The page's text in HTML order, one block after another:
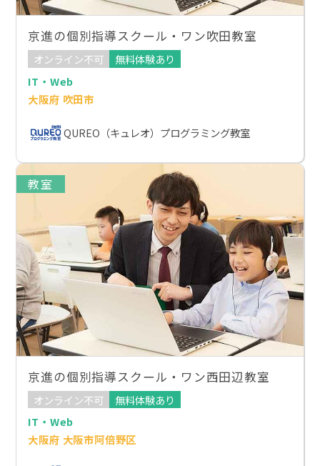
京進の個別指導スクール・ワン吹田教室
オンライン不可
無料体験あり
IT・Web
大阪府 吹田市
QUREO（キュレオ）プログラミング教室
教室
京進の個別指導スクール・ワン西田辺教室
オンライン不可
無料体験あり
IT・Web
大阪府 大阪市阿倍野区